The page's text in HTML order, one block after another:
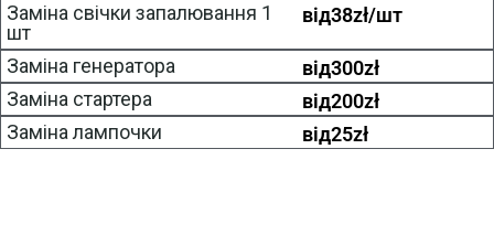
Заміна свічки запалювання 1
шт
від38zł/шт
Заміна генератора від300zł
Заміна стартера
від200zł
Заміна лампочки
від25zł